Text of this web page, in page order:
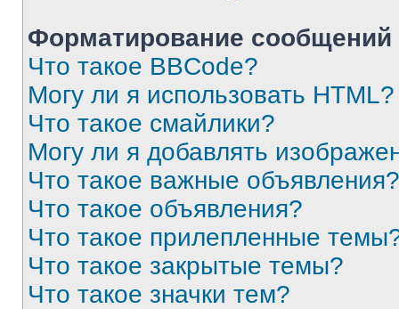
Форматирование
Что такое BBCode?
Могу ли я использовать HTML?
Что такое смайлики?
Могу ли я добавлять
Что такое важные объявления?
Что такое объявления?
Что такое прилепленные
Что такое закрытые темы?
Что такое значки тем?